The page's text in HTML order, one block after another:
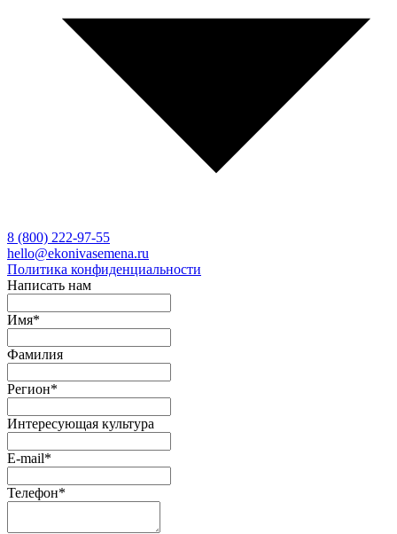
8 (800) 222-97-55
hello@ekonivasemena.ru
Политика конфиденциальности
Написать нам
Имя*
Фамилия
Регион*
Интересующая культура
E-mail*
Телефон*